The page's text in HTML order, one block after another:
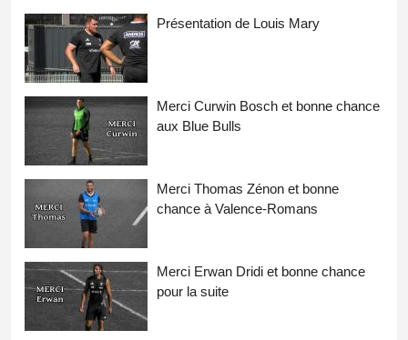
Présentation de Louis Mary
Merci Curwin Bosch et bonne chance
aux Blue Bulls
Merci Thomas Zénon et bonne
chance à Valence-Romans
Merci Erwan Dridi et bonne chance
pour la suite